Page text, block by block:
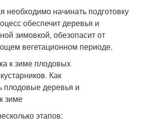
необходимо начинать подготовку
обеспечит деревья и
зимовкой, обезопасит от
вегетационном периоде.
этапов: